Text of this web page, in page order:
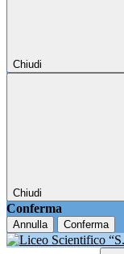
Chiudi
Chiudi
Conferma
Annulla Conferma